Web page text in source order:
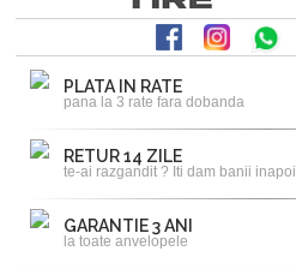
PLATA IN RATE
pana la 3 rate fara dobanda
RETUR 14 ZILE
te-ai razgandit ? Iti dam banii inapoi
GARANTIE 3 ANI
la toate anvelopele